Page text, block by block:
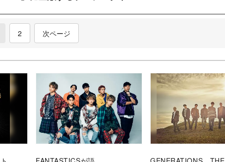
(current)
2 次ページ